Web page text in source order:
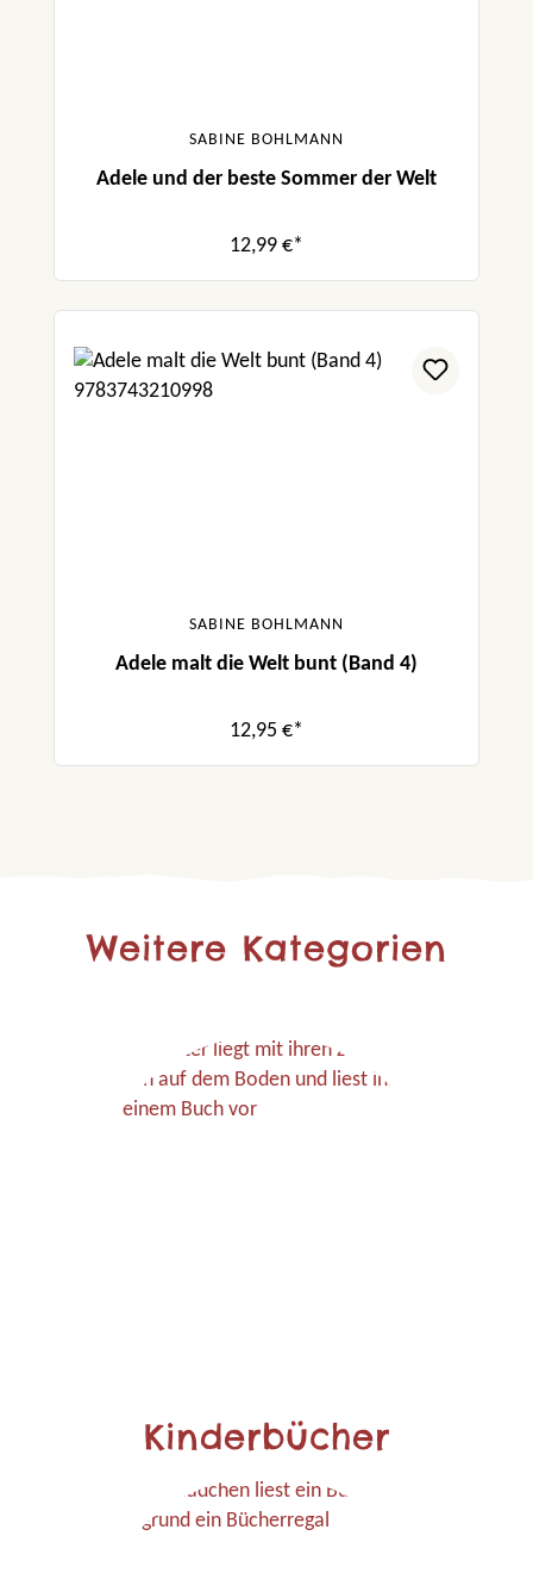
SABINE BOHLMANN
Adele und der beste Sommer der Welt
12,99 €*
SABINE BOHLMANN
Adele malt die Welt bunt (Band 4)
12,95 €*
Weitere Kategorien
Kinderbücher